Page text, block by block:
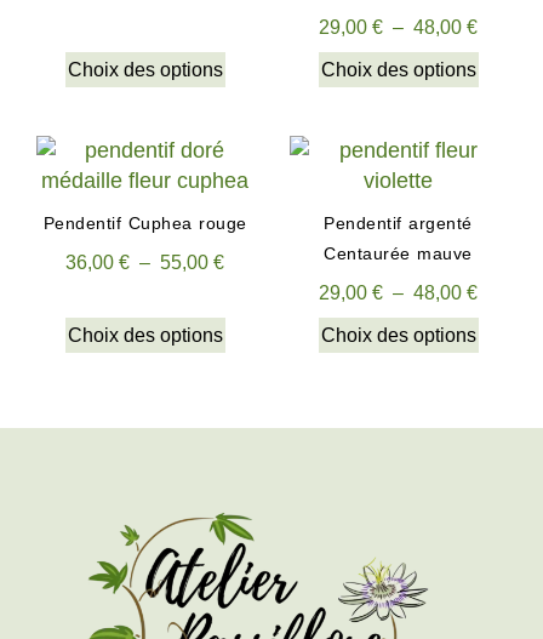
Choix des options
29,00 € – 48,00 €
Choix des options
Pendentif Cuphea rouge
36,00 € – 55,00 €
Choix des options
Pendentif argenté
Centaurée mauve
29,00 € – 48,00 €
Choix des options